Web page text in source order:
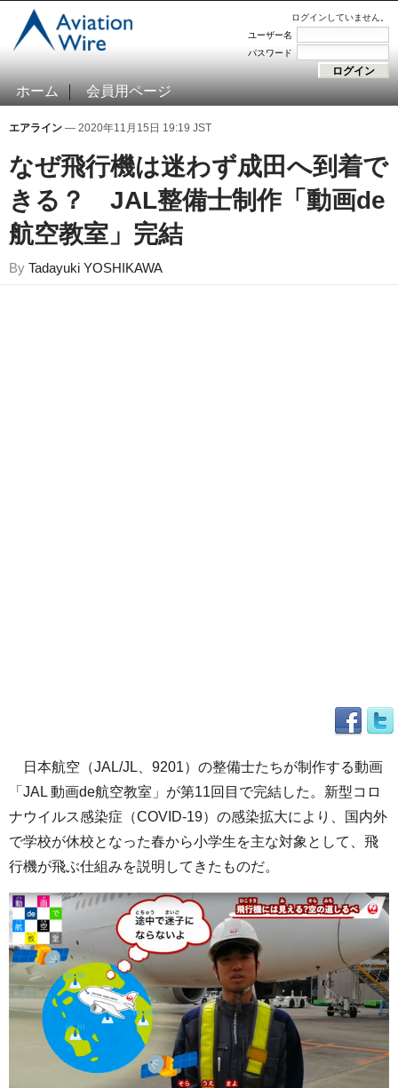
ログインしていません。
ユーザー名
パスワード
ホーム 会員用ページ
エアライン — 2020年11月15日 19:19 JST
なぜ飛行機は迷わず成田へ到着で
きる？ JAL整備士制作「動画de
航空教室」完結
By Tadayuki YOSHIKAWA
日本航空（JAL/JL、9201）の整備士たちが制作する動画
「JAL 動画de航空教室」が第11回目で完結した。新型コロ
ナウイルス感染症（COVID-19）の感染拡大により、国内外
で学校が休校となった春から小学生を主な対象として、飛
行機が飛ぶ仕組みを説明してきたものだ。